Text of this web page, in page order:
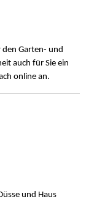
Garten- und
auch für Sie ein
online an.
und Haus